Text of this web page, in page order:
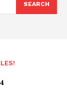
SEARCH